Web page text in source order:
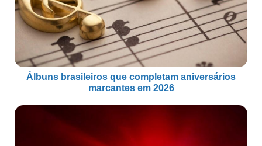
Álbuns brasileiros que completam aniversários
marcantes em 2026